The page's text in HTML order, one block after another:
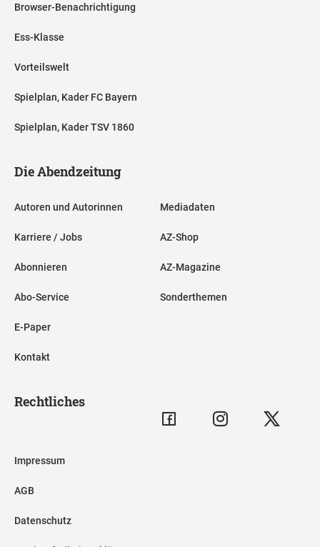
Browser-Benachrichtigung
Ess-Klasse
Vorteilswelt
Spielplan, Kader FC Bayern
Spielplan, Kader TSV 1860
Die Abendzeitung
Autoren und Autorinnen
Karriere / Jobs
Abonnieren
Abo-Service
E-Paper
Kontakt
Mediadaten
AZ-Shop
AZ-Magazine
Sonderthemen
Rechtliches
Impressum
AGB
Datenschutz